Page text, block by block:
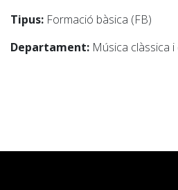
Tipus: Formació bàsica (FB)
Departament: Música clàssica